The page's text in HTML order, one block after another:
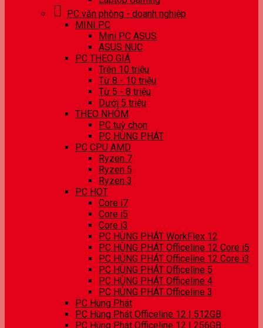
PC văn phòng - doanh nghiệp
MINI PC
Mini PC ASUS
ASUS NUC
PC THEO GIÁ
Trên 10 triệu
Từ 8 - 10 triệu
Từ 5 - 8 triệu
Dưới 5 triệu
THEO NHÓM
PC tuỳ chọn
PC HÙNG PHÁT
PC CPU AMD
Ryzen 7
Ryzen 5
Ryzen 3
PC HOT
Core i7
Core i5
Core i3
PC HÙNG PHÁT WorkFlex 12
PC HÙNG PHÁT Officeline 12 Core i5
PC HÙNG PHÁT Officeline 12 Core i3
PC HÙNG PHÁT Officeline 5
PC HÙNG PHÁT Officeline 4
PC HÙNG PHÁT Officeline 3
PC Hùng Phát
PC Hùng Phát Officeline 12 | 512GB
PC Hùng Phát Officeline 12 | 256GB